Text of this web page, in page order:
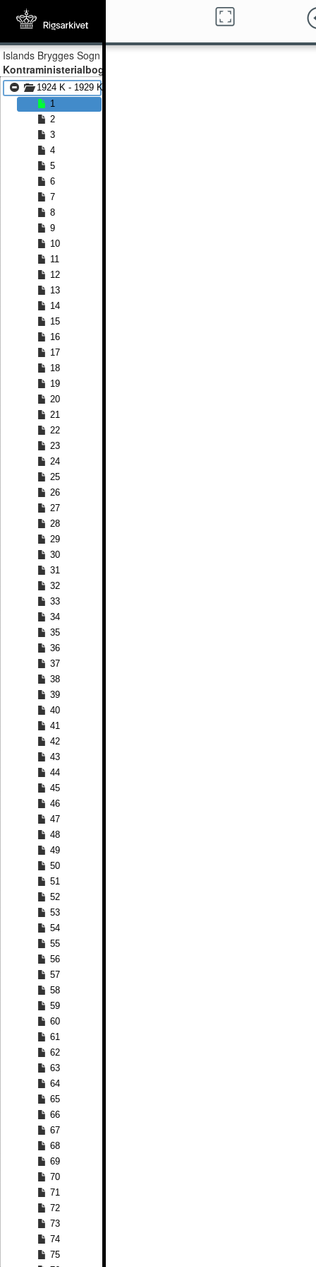
Islands Brygges Sogn
Kontraministerialbog
1924 K - 1929 K
1
2
3
4
5
6
7
8
9
10
11
12
13
14
15
16
17
18
19
20
21
22
23
24
25
26
27
28
29
30
31
32
33
34
35
36
37
38
39
40
41
42
43
44
45
46
47
48
49
50
51
52
53
54
55
56
57
58
59
60
61
62
63
64
65
66
67
68
69
70
71
72
73
74
75